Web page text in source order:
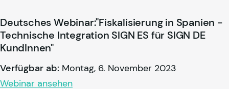
Deutsches Webinar:"Fiskalisierung in Spanien -
Technische Integration SIGN ES für SIGN DE
KundInnen"
Verfügbar ab: Montag, 6. November 2023
Webinar ansehen